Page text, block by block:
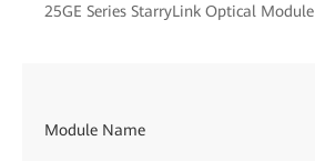
25GE Series StarryLink Optical Module
Module Name